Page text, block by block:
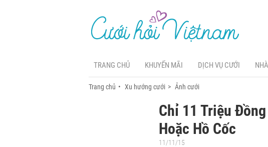
TRANG CHỦ KHUYẾN MÃI DỊCH VỤ CƯỚI
Trang chủ Xu hướng cưới Ảnh cưới
Chỉ 11 Triệu
Hoặc Hồ Cốc
11/11/15